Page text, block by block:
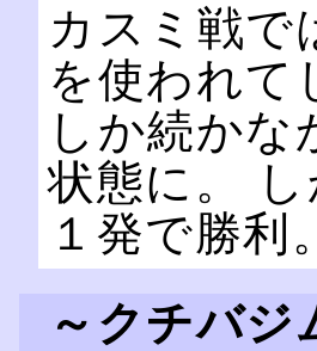
カスミ戦で
を使われて
しか続か
状態に。
１発で勝利。
～クチバジ